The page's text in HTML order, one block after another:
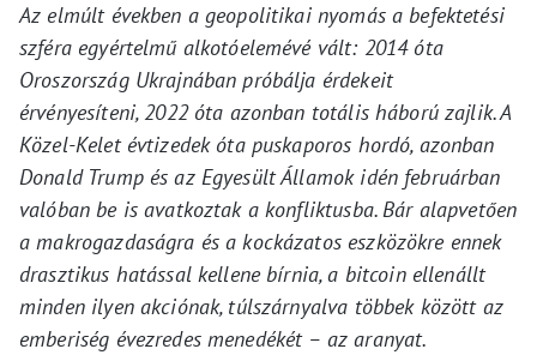
Az elmúlt években a geopolitikai nyomás a befektetési
szféra egyértelmű alkotóelemévé vált: 2014 óta
Oroszország Ukrajnában próbálja érdekeit
érvényesíteni, 2022 óta azonban totális háború zajlik. A
Közel-Kelet évtizedek óta puskaporos hordó, azonban
Donald Trump és az Egyesült Államok idén februárban
valóban be is avatkoztak a konfliktusba. Bár alapvetően
a makrogazdaságra és a kockázatos eszközökre ennek
drasztikus hatással kellene bírnia, a bitcoin ellenállt
minden ilyen akciónak, túlszárnyalva többek között az
emberiség évezredes menedékét – az aranyat.